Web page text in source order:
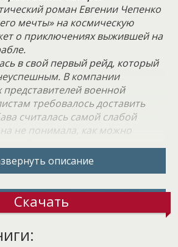
роман Евгении Чепенко
мечты» на космическую
о приключениях выжившей на
в свой первый рейд, который
В компании
военной
требовалось доставить
считалась самой слабой
не понимала, как можно
за которым охотились
убил конвоиров, добрался до
оказалась Забава, молодой
Корабль пострадал в стычке
описание
Скачать